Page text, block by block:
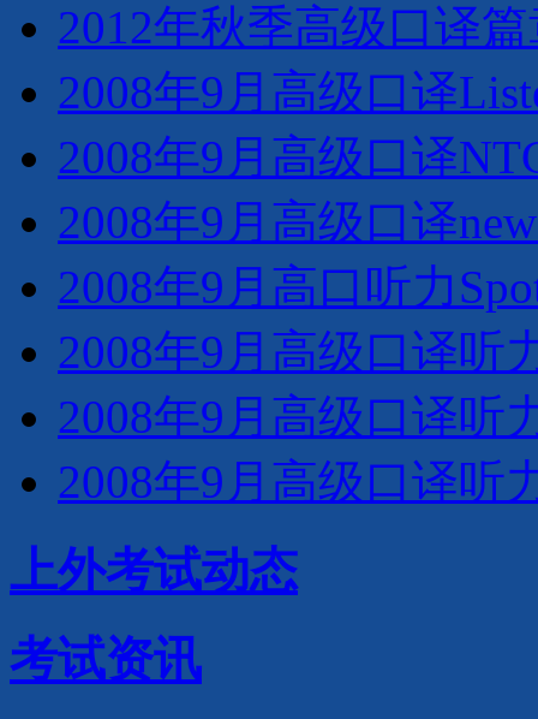
2012年秋季高级口译
2008年9月高级口译
2008年9月高级口译
2008年9月高级口译
2008年9月高口听力
2008年9月高级口译听
2008年9月高级口译听
2008年9月高级口译听
上外考试动态
考试资讯